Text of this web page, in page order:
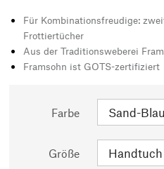
Für Kombinationsfreudige:
Frottiertücher
Aus der Traditionsweberei
Framsohn ist GOTS-zertifiziert
Farbe
Größe